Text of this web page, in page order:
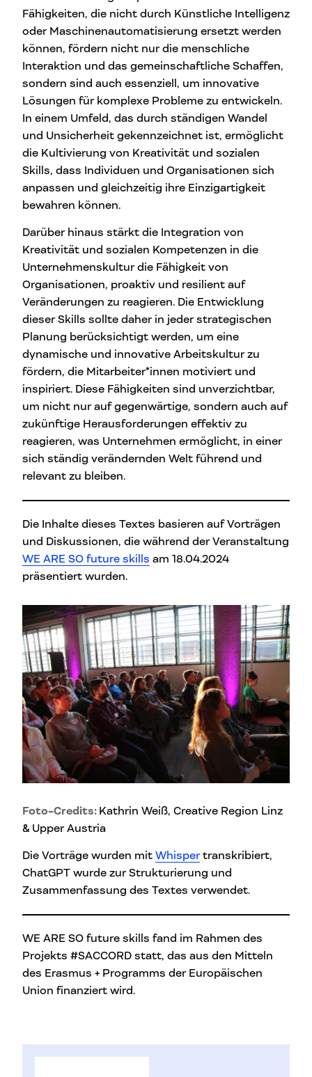
Fähigkeiten, die nicht durch Künstliche Intelligenz
oder Maschinenautomatisierung ersetzt werden
können, fördern nicht nur die menschliche
Interaktion und das gemeinschaftliche Schaffen,
sondern sind auch essenziell, um innovative
Lösungen für komplexe Probleme zu entwickeln.
In einem Umfeld, das durch ständigen Wandel
und Unsicherheit gekennzeichnet ist, ermöglicht
die Kultivierung von Kreativität und sozialen
Skills, dass Individuen und Organisationen sich
anpassen und gleichzeitig ihre Einzigartigkeit
bewahren können.
Darüber hinaus stärkt die Integration von
Kreativität und sozialen Kompetenzen in die
Unternehmenskultur die Fähigkeit von
Organisationen, proaktiv und resilient auf
Veränderungen zu reagieren. Die Entwicklung
dieser Skills sollte daher in jeder strategischen
Planung berücksichtigt werden, um eine
dynamische und innovative Arbeitskultur zu
fördern, die Mitarbeiter*innen motiviert und
inspiriert. Diese Fähigkeiten sind unverzichtbar,
um nicht nur auf gegenwärtige, sondern auch auf
zukünftige Herausforderungen effektiv zu
reagieren, was Unternehmen ermöglicht, in einer
sich ständig verändernden Welt führend und
relevant zu bleiben.
Die Inhalte dieses Textes basieren auf Vorträgen
und Diskussionen, die während der Veranstaltung
WE ARE SO future skills am 18.04.2024
präsentiert wurden.
Foto-Credits: Kathrin Weiß, Creative Region Linz
& Upper Austria
Die Vorträge wurden mit Whispertranskribiert,
ChatGPT wurde zur Strukturierung und
Zusammenfassung des Textes verwendet.
WE ARE SO future skills fand im Rahmen des
Projekts #SACCORD statt, das aus den Mitteln
des Erasmus + Programms der Europäischen
Union finanziert wird.